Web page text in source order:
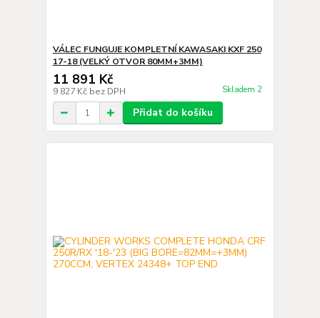
VÁLEC FUNGUJE KOMPLETNÍ KAWASAKI KXF 250
17-18 (VELKÝ OTVOR 80MM+3MM)
11 891 Kč
9 827 Kč bez DPH Skladem 2
Přidat do košíku